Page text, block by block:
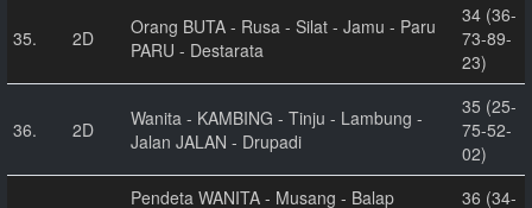
35. 2D
Orang BUTA - Rusa - Silat - Jamu - Paru
PARU - Destarata
34 (36-
73-89-
23)
36. 2D
Wanita - KAMBING - Tinju - Lambung -
Jalan JALAN - Drupadi
35 (25-
75-52-
02)
Pendeta WANITA - Musang - Balap
36 (34-